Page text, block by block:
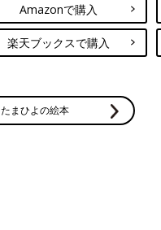
Amazonで購入
楽天ブックスで購入
たまひよの絵本